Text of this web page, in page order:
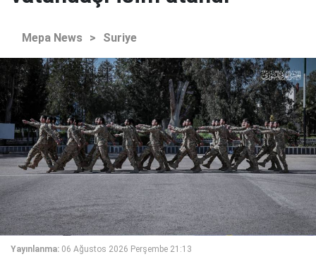
Mepa News > Suriye
Yayınlanma: 06 Ağustos 2026 Perşembe 21:13